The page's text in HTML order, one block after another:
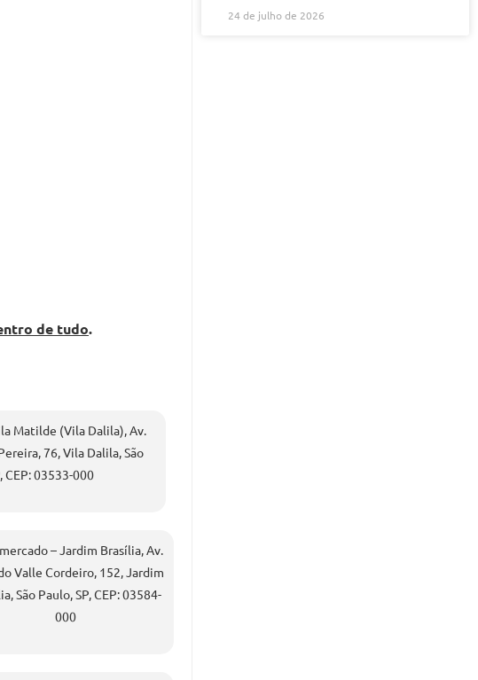
de tudo.
Matilde (Vila Dalila), Av.
76, Vila Dalila, São
CEP: 03533-000
– Jardim Brasília, Av.
Valle Cordeiro, 152, Jardim
São Paulo, SP, CEP: 03584-
000
24 de julho de 2026